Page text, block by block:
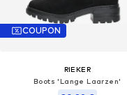
COUPON
RIEKER
Boots 'Lange Laarzen'